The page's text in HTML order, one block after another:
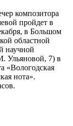
композитора
пройдет в
в Большом
областной
научной
Ульяновой, 7) в
«Вологодская
нота».